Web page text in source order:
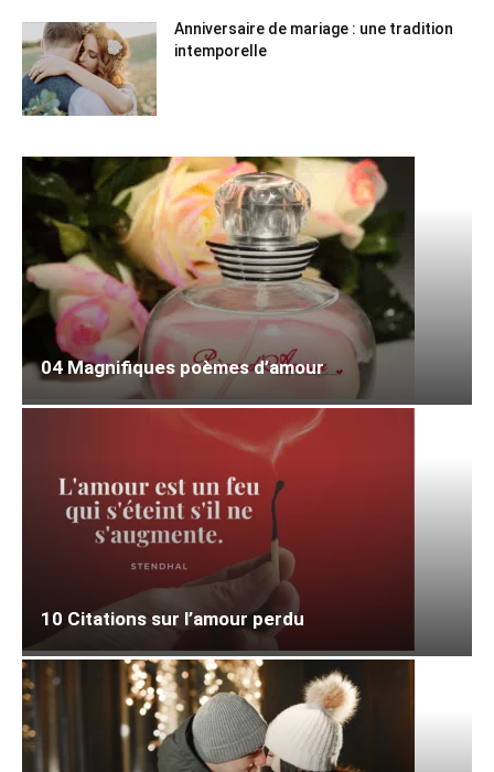
Anniversaire de mariage : une tradition
intemporelle
04 Magnifiques poèmes d’amour
10 Citations sur l’amour perdu